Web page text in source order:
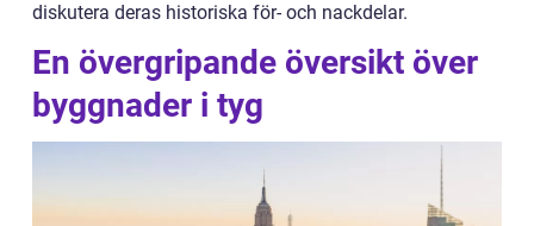
diskutera deras historiska för- och nackdelar.
En övergripande översikt över
byggnader i tyg